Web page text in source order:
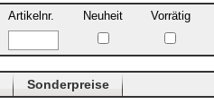
Artikelnr. Neuheit Vorrätig
Sonderpreise